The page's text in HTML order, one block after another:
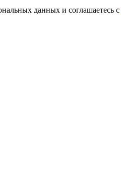
данных и соглашаетесь с